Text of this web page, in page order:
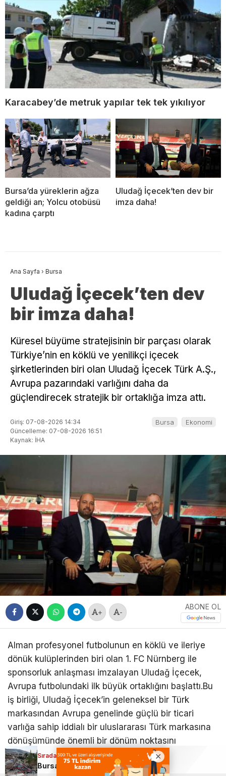
Karacabey’de metruk yapılar tek tek yıkılıyor
Bursa’da yüreklerin ağza
geldiği an; Yolcu otobüsü
kadına çarptı
Uludağ İçecek’ten dev bir
imza daha!
Sıradaki Haber
Uludağ İçecek’ten dev bir imza daha!
Ana Sayfa › Bursa
Uludağ İçecek’ten dev
bir imza daha!
Küresel büyüme stratejisinin bir parçası olarak
Türkiye’nin en köklü ve yenilikçi içecek
şirketlerinden biri olan Uludağ İçecek Türk A.Ş.,
Avrupa pazarındaki varlığını daha da
güçlendirecek stratejik bir ortaklığa imza attı.
Giriş: 07-08-2026 14:34
Güncelleme: 07-08-2026 16:51
Kaynak: İHA
Bursa Ekonomi
+ -
ABONE OL
Alman profesyonel futbolunun en köklü ve ileriye
dönük kulüplerinden biri olan 1. FC Nürnberg ile
sponsorluk anlaşması imzalayan Uludağ İçecek,
Avrupa futbolundaki ilk büyük ortaklığını başlattı.Bu
iş birliği, Uludağ İçecek’in geleneksel bir Türk
markasından Avrupa genelinde güçlü bir ticari
varlığa sahip iddialı bir uluslararası Türk markasına
dönüşümünde önemli bir dönüm noktasını
simgeliyor.Sıradaki Haber
Bursa’nın 600 yıllık mirası sanatla geleceğe taşınıyor!